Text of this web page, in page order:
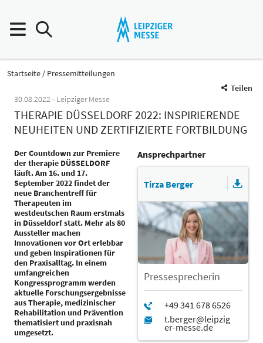
Startseite
Pressemitteilungen
Teilen
30.08.2022
Leipziger Messe
THERAPIE DÜSSELDORF 2022: INSPIRIERENDE
NEUHEITEN UND ZERTIFIZIERTE FORTBILDUNG
Der Countdown zur Premiere
der therapie DÜSSELDORF
läuft. Am 16. und 17.
September 2022 findet der
neue Branchentreff für
Therapeuten im
westdeutschen Raum erstmals
in Düsseldorf statt. Mehr als 80
Aussteller machen
Innovationen vor Ort erlebbar
und geben Inspirationen für
den Praxisalltag. In einem
umfangreichen
Kongressprogramm werden
aktuelle Forschungsergebnisse
aus Therapie, medizinischer
Rehabilitation und Prävention
thematisiert und praxisnah
umgesetzt.
Ansprechpartner
Tirza Berger
Pressesprecherin